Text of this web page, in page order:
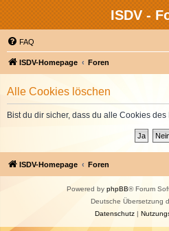
ISDV -
FAQ
ISDV-Homepage Foren
Alle Cookies löschen
Bist du dir sicher, dass du alle Cookies
ISDV-Homepage Foren
Powered by phpBB® Forum
Deutsche Übersetzung
Datenschutz|